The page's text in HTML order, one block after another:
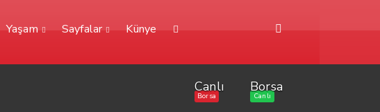
Yaşam Sayfalar Künye
Canlı
Borsa
Borsa
Canlı